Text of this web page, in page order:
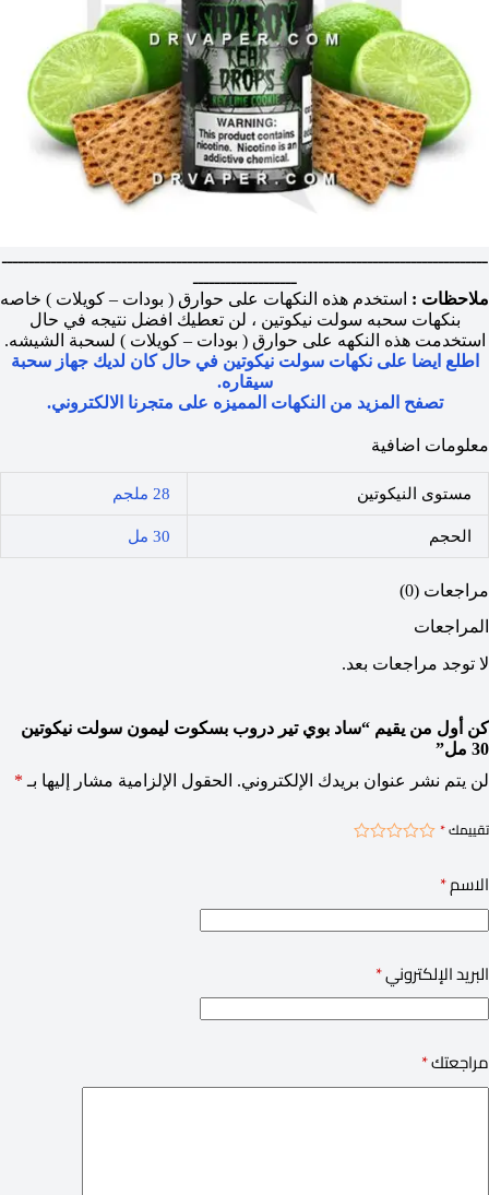
ـــــــــــــــــــــــــــــــــــــــــــــــــــــــــــــــــــــــــــــــــــــــــ
ـــــــــــــــــــ
ملاحظات : استخدم هذه النكهات على حوارق ( بودات – كويلات ) خاصه
بنكهات سحبه سولت نيكوتين ، لن تعطيك افضل نتيجه في حال
استخدمت هذه النكهه على حوارق ( بودات – كويلات ) لسحبة الشيشه.
اطلع ايضا على نكهات سولت نيكوتين في حال كان لديك جهاز سحبة
سيقاره.
تصفح المزيد من النكهات المميزه على متجرنا الالكتروني.
معلومات اضافية
مستوى النيكوتين 28 ملجم
الحجم 30 مل
مراجعات (0)
المراجعات
لا توجد مراجعات بعد.
كن أول من يقيم “ساد بوي تير دروب بسكوت ليمون سولت نيكوتين
30 مل”
لن يتم نشر عنوان بريدك الإلكتروني. الحقول الإلزامية مشار إليها بـ *
تقييمك*
الاسم*
البريد الإلكتروني*
مراجعتك*